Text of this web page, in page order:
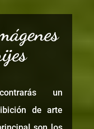
un
de arte